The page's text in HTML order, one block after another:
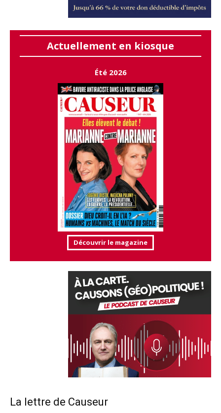
Actuellement en kiosque
Été 2026
Découvrir le magazine
La lettre de Causeur